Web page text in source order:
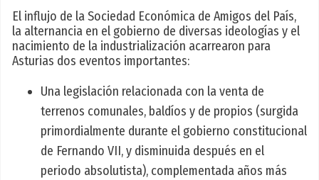
El influjo de la Sociedad Económica de Amigos del País,
la alternancia en el gobierno de diversas ideologías y el
nacimiento de la industrialización acarrearon para
Asturias dos eventos importantes:
Una legislación relacionada con la venta de
terrenos comunales, baldíos y de propios (surgida
primordialmente durante el gobierno constitucional
de Fernando VII, y disminuida después en el
periodo absolutista), complementada años más